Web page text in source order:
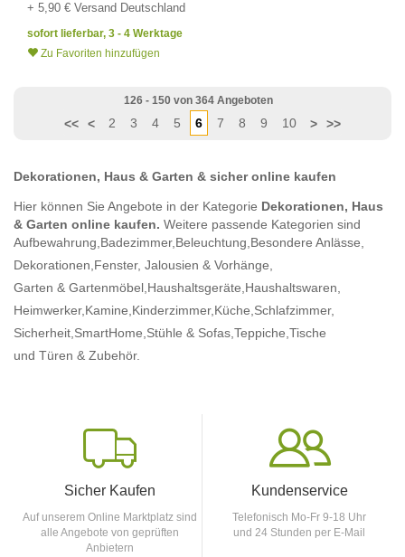
+ 5,90 € Versand Deutschland
sofort lieferbar, 3 - 4 Werktage
Zu Favoriten hinzufügen
126 - 150 von 364 Angeboten
<< < 2 3 4 5 6 7 8 9 10 > >>
Dekorationen, Haus & Garten & sicher online kaufen
Hier können Sie Angebote in der Kategorie Dekorationen, Haus
& Garten online kaufen. Weitere passende Kategorien sind
Aufbewahrung, Badezimmer, Beleuchtung, Besondere Anlässe,
Dekorationen, Fenster, Jalousien & Vorhänge,
Garten & Gartenmöbel, Haushaltsgeräte, Haushaltswaren,
Heimwerker, Kamine, Kinderzimmer, Küche, Schlafzimmer,
Sicherheit, SmartHome, Stühle & Sofas, Teppiche, Tische
und Türen & Zubehör.
Sicher Kaufen
Auf unserem Online Marktplatz sind
alle Angebote von geprüften
Anbietern
Kundenservice
Telefonisch Mo-Fr 9-18 Uhr
und 24 Stunden per E-Mail